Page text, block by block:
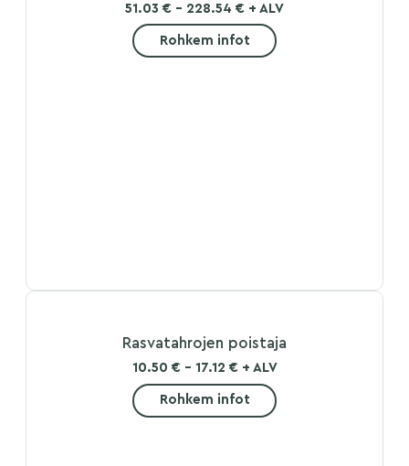
51.03 € - 228.54 € + ALV
Rohkem infot
Rasvatahrojen poistaja
10.50 € - 17.12 € + ALV
Rohkem infot